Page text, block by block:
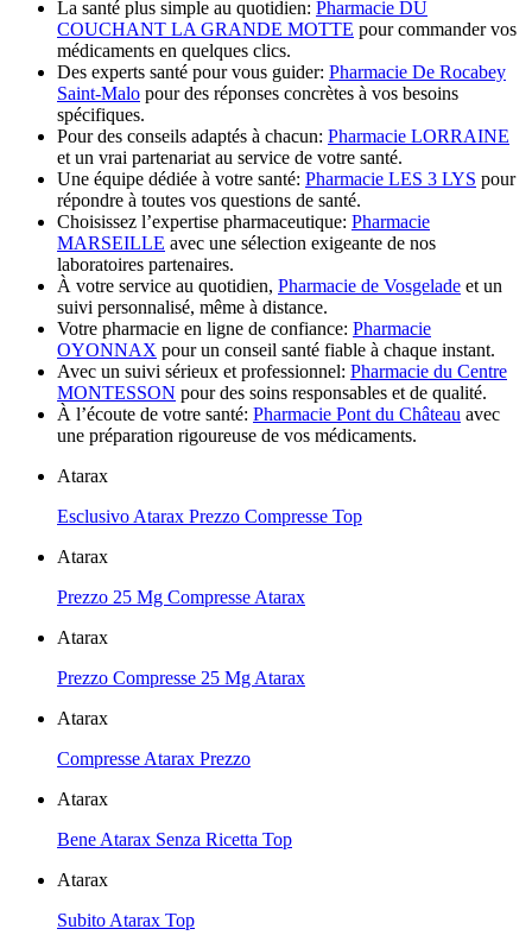
La santé plus simple au quotidien: Pharmacie DU
COUCHANT LA GRANDE MOTTE pour commander vos
médicaments en quelques clics.
Des experts santé pour vous guider: Pharmacie De Rocabey
Saint-Malo pour des réponses concrètes à vos besoins
spécifiques.
Pour des conseils adaptés à chacun: Pharmacie LORRAINE
et un vrai partenariat au service de votre santé.
Une équipe dédiée à votre santé: Pharmacie LES 3 LYS pour
répondre à toutes vos questions de santé.
Choisissez l’expertise pharmaceutique: Pharmacie
MARSEILLE avec une sélection exigeante de nos
laboratoires partenaires.
À votre service au quotidien, Pharmacie de Vosgelade et un
suivi personnalisé, même à distance.
Votre pharmacie en ligne de confiance: Pharmacie
OYONNAX pour un conseil santé fiable à chaque instant.
Avec un suivi sérieux et professionnel: Pharmacie du Centre
MONTESSON pour des soins responsables et de qualité.
À l’écoute de votre santé: Pharmacie Pont du Château avec
une préparation rigoureuse de vos médicaments.
Atarax
Esclusivo Atarax Prezzo Compresse Top
Atarax
Prezzo 25 Mg Compresse Atarax
Atarax
Prezzo Compresse 25 Mg Atarax
Atarax
Compresse Atarax Prezzo
Atarax
Bene Atarax Senza Ricetta Top
Atarax
Subito Atarax Top